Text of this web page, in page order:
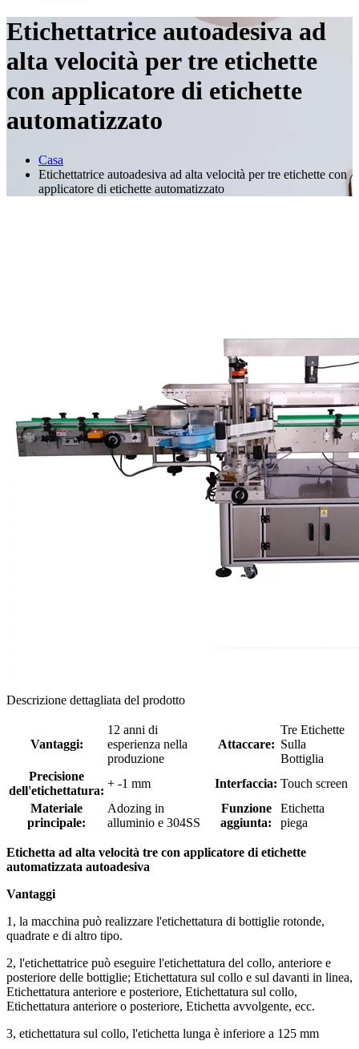
Etichettatrice autoadesiva ad
alta velocità per tre etichette
con applicatore di etichette
automatizzato
Casa
Etichettatrice autoadesiva ad alta velocità per tre etichette con
applicatore di etichette automatizzato
Descrizione dettagliata del prodotto
Vantaggi:
12 anni di
esperienza nella
produzione
Attaccare:
Tre Etichette
Sulla
Bottiglia
Precisione
dell'etichettatura:
+ -1 mm Interfaccia: Touch screen
Materiale
principale:
Adozing in
alluminio e 304SS
Funzione
aggiunta:
Etichetta
piega
Etichetta ad alta velocità tre con applicatore di etichette
automatizzata autoadesiva
Vantaggi
1, la macchina può realizzare l'etichettatura di bottiglie rotonde,
quadrate e di altro tipo.
2, l'etichettatrice può eseguire l'etichettatura del collo, anteriore e
posteriore delle bottiglie; Etichettatura sul collo e sul davanti in linea,
Etichettatura anteriore e posteriore, Etichettatura sul collo,
Etichettatura anteriore o posteriore, Etichetta avvolgente, ecc.
3, etichettatura sul collo, l'etichetta lunga è inferiore a 125 mm